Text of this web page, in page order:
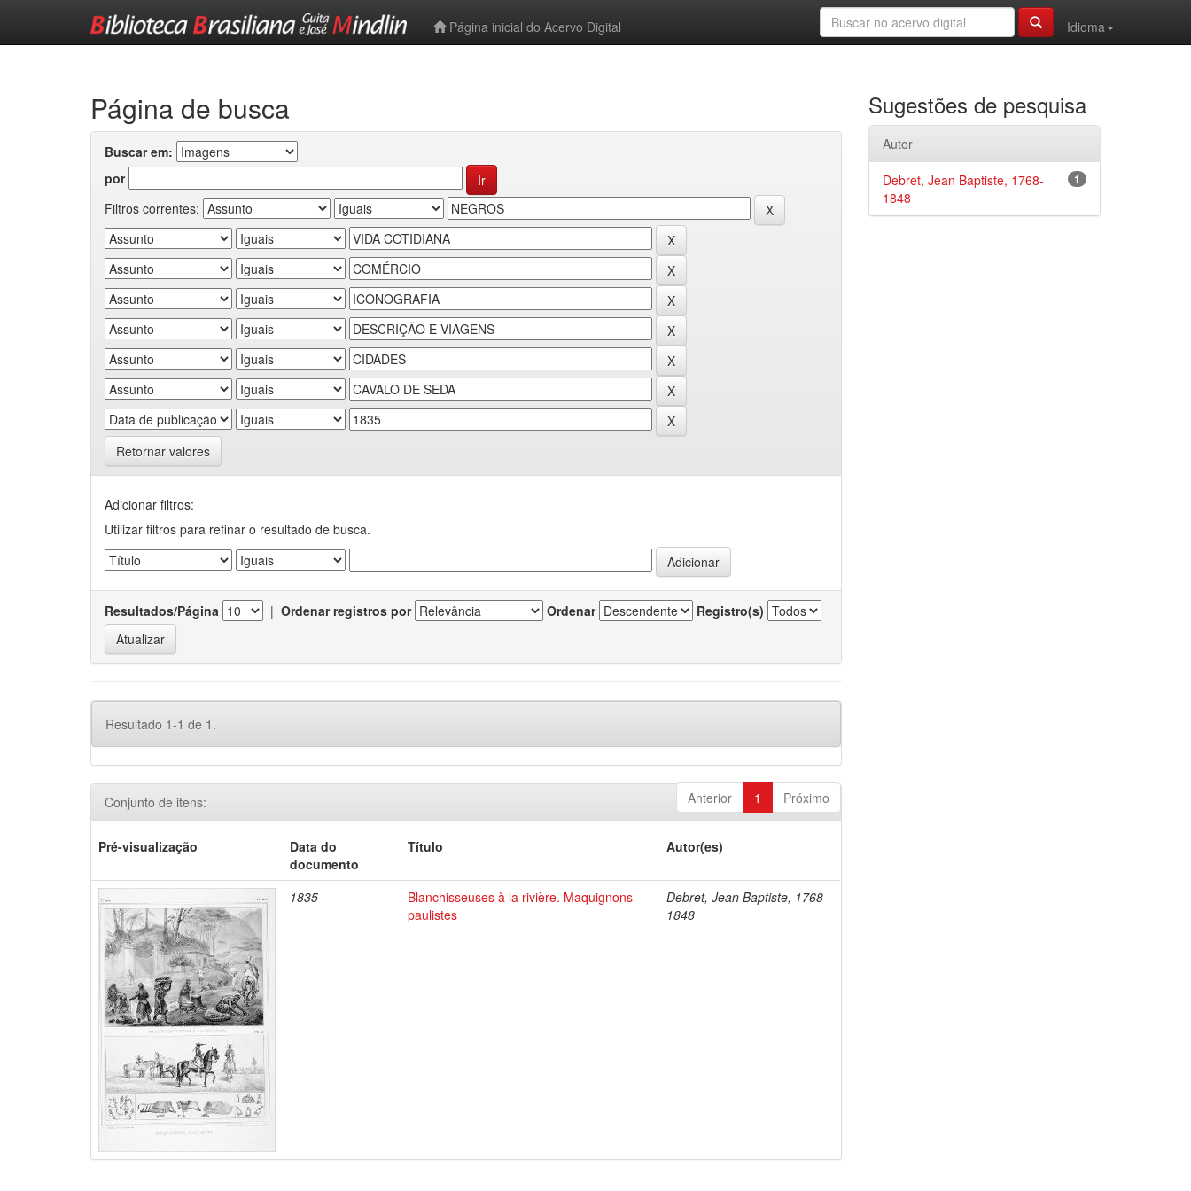
Página inicial do Acervo Digital
Idioma
Página de busca
Buscar em:
por
Filtros correntes:
Retornar valores
Adicionar filtros:
Utilizar filtros para refinar o resultado de busca.
Resultados/Página | Ordenar registros por Ordenar Registro(s)
Resultado 1-1 de 1.
Anterior 1 Próximo
Conjunto de itens:
Pré-visualização
Data do
documento
Título Autor(es)
1835
Blanchisseuses à la rivière. Maquignons
paulistes
Debret, Jean Baptiste, 1768-
1848
Sugestões de pesquisa
Autor
1
Debret, Jean Baptiste, 1768-
1848